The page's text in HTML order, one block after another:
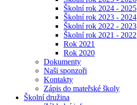
Školní rok 2024 - 2025
Školní rok 2023 - 2024
Školní rok 2022 - 2023
Školní rok 2021 - 2022
Rok 2021
Rok 2020
Dokumenty
Naši sponzoři
Kontakty
Zápis do mateřské školy
Školní družina